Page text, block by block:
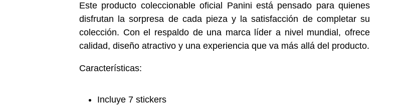
Este producto coleccionable oficial Panini está pensado para quienes
disfrutan la sorpresa de cada pieza y la satisfacción de completar su
colección. Con el respaldo de una marca líder a nivel mundial, ofrece
calidad, diseño atractivo y una experiencia que va más allá del producto.
Características:
Incluye 7 stickers